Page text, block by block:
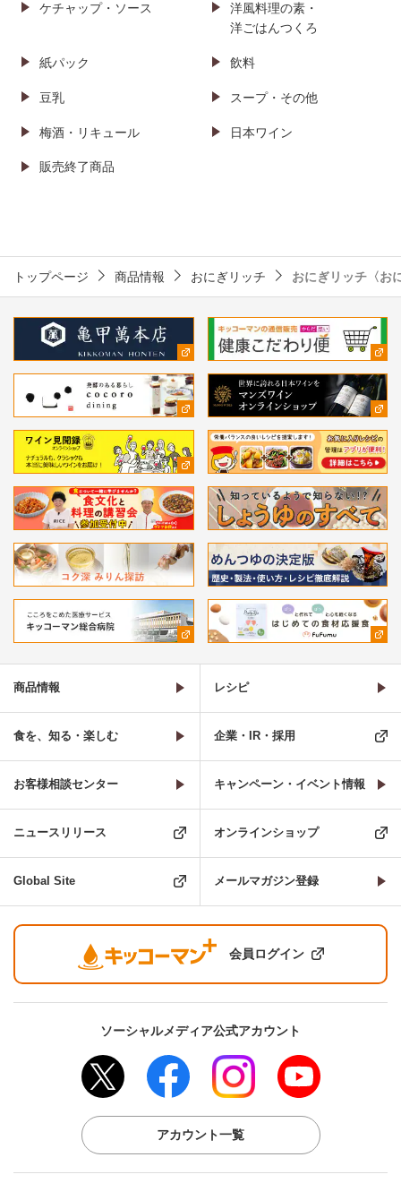
ケチャップ・ソース
洋風料理の素・
洋ごはんつくろ
紙パック 飲料
豆乳 スープ・その他
梅酒・リキュール 日本ワイン
販売終了商品
トップページ 商品情報 おにぎリッチ おにぎリッチ〈お
商品情報 レシピ
食を、知る・楽しむ 企業・IR・採用
お客様相談センター キャンペーン・イベント情報
ニュースリリース オンラインショップ
Global Site メールマガジン登録
会員ログイン
ソーシャルメディア公式アカウント
アカウント一覧